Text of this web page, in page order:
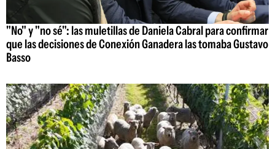
"No" y "no sé": las muletillas de Daniela Cabral para confirmar
que las decisiones de Conexión Ganadera las tomaba Gustavo
Basso